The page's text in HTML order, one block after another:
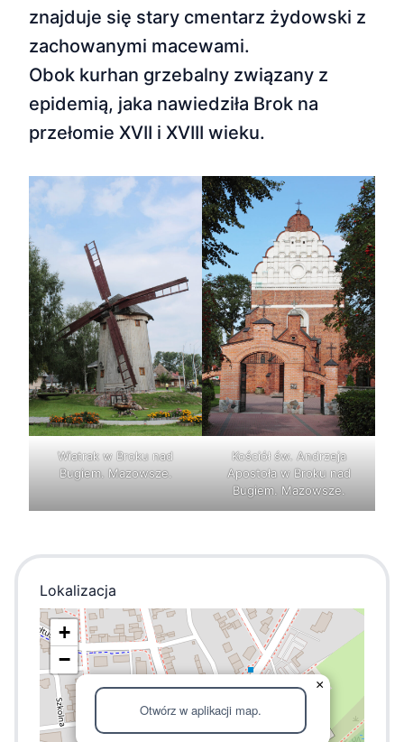
znajduje się stary cmentarz żydowski z
zachowanymi macewami.
Obok kurhan grzebalny związany z
epidemią, jaka nawiedziła Brok na
przełomie XVII i XVIII wieku.
Wiatrak w Broku nad
Bugiem. Mazowsze.
Kościół św. Andrzeja
Apostoła w Broku nad
Bugiem. Mazowsze.
Lokalizacja
Otwórz w aplikacji map.
×
+
−